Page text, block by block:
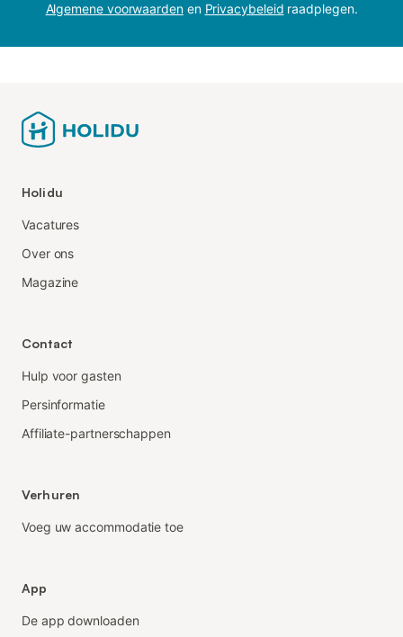
Algemene voorwaardenen Privacybeleid raadplegen.
Holidu
Vacatures
Over ons
Magazine
Contact
Hulp voor gasten
Persinformatie
Affiliate-partnerschappen
Verhuren
Voeg uw accommodatie toe
App
De app downloaden